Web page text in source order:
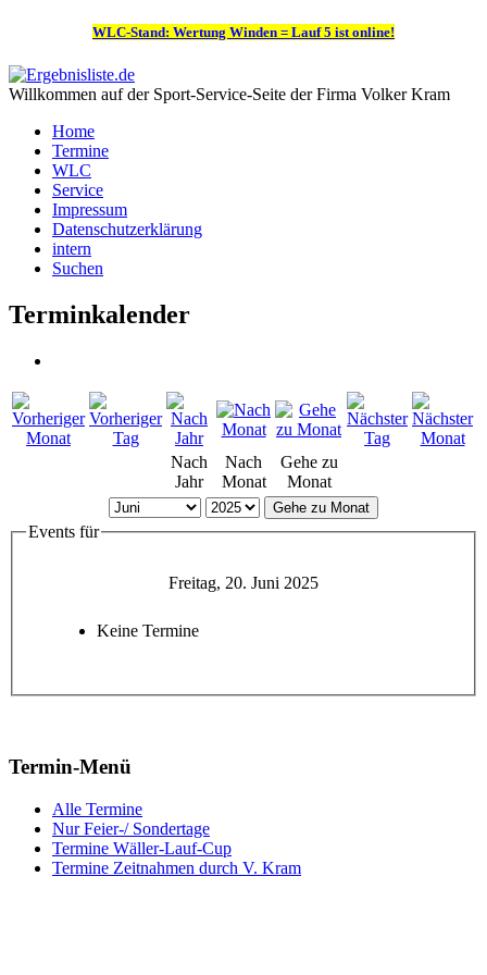
WLC-Stand: Wertung Winden = Lauf 5 ist online!
Willkommen auf der Sport-Service-Seite der Firma Volker Kram
Home
Termine
WLC
Service
Impressum
Datenschutzerklärung
intern
Suchen
Terminkalender
Nach
Jahr
Nach
Monat
Gehe zu
Monat
Gehe zu Monat
Events für
Freitag, 20. Juni 2025
Keine Termine
Termin-Menü
Alle Termine
Nur Feier-/ Sondertage
Termine Wäller-Lauf-Cup
Termine Zeitnahmen durch V. Kram